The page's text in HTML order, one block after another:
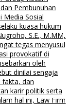
Pembunuhan
Media Sosial
kuasa hukum
S.E., M.MM,
tegas menyusul
provokatif di
oleh
dinilai sengaja
fakta, dan
karir politik serta
hal ini, Law Firm